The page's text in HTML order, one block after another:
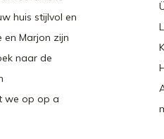
huis stijlvol en
en Marjon zijn
naar de
we op op a